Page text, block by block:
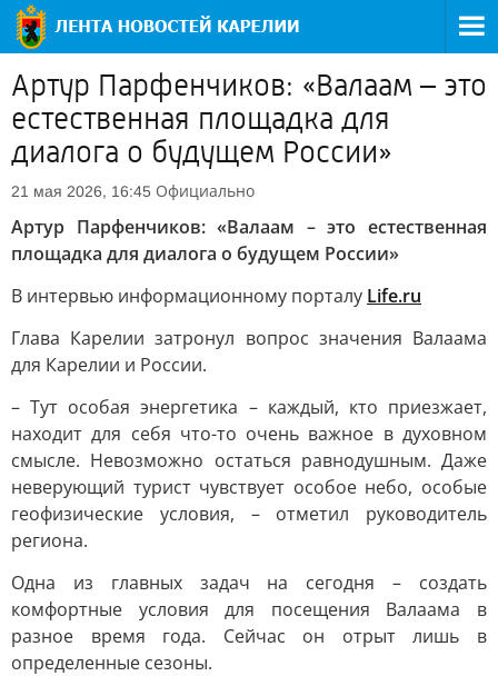
Артур Парфенчиков: «Валаам – это
естественная площадка для
диалога о будущем России»
21 мая 2026, 16:45 Официально
Артур Парфенчиков: «Валаам – это естественная
площадка для диалога о будущем России»
В интервью информационному порталу Life.ru
Глава Карелии затронул вопрос значения Валаама
для Карелии и России.
– Тут особая энергетика – каждый, кто приезжает,
находит для себя что-то очень важное в духовном
смысле. Невозможно остаться равнодушным. Даже
неверующий турист чувствует особое небо, особые
геофизические условия, – отметил руководитель
региона.
Одна из главных задач на сегодня – создать
комфортные условия для посещения Валаама в
разное время года. Сейчас он отрыт лишь в
определенные сезоны.